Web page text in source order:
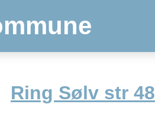
Ring Sølv str 48